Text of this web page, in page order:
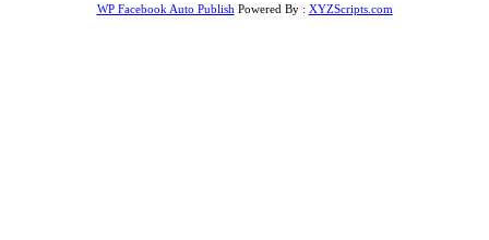
WP Facebook Auto Publish Powered By : XYZScripts.com